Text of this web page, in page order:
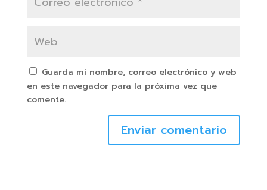
Guarda mi nombre, correo electrónico y web
en este navegador para la próxima vez que
comente.
Enviar comentario